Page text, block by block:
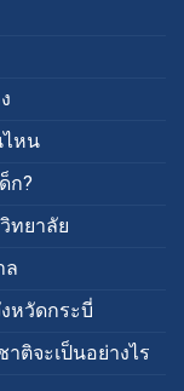
ไหน
ก?
ทยาลัย
ล
หวัดกระบี่
ติจะเป็นอย่างไร